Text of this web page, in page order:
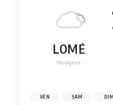
LOMÉ
Nuageux
VEN SAM DIM